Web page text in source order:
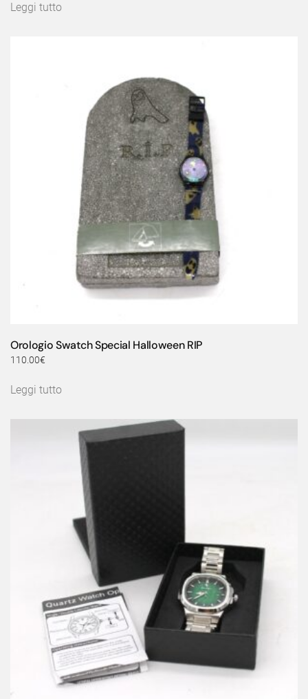
Leggi tutto
Orologio Swatch Special Halloween RIP
110.00€
Leggi tutto